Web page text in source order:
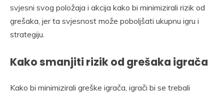
svjesni svog položaja i akcija kako bi minimizirali rizik od
grešaka, jer ta svjesnost može poboljšati ukupnu igru i
strategiju.
Kako smanjiti rizik od grešaka igrača
Kako bi minimizirali greške igrača, igrači bi se trebali